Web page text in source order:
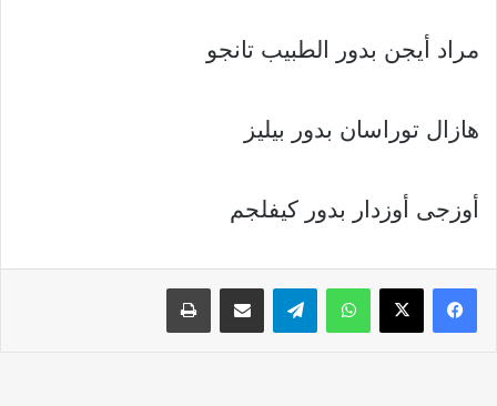
مراد أيجن بدور الطبيب تانجو
هازال توراسان بدور بيليز
أوزجى أوزدار بدور كيفلجم
واتساب تيلقرام مشاركة عبر البريد طباعة